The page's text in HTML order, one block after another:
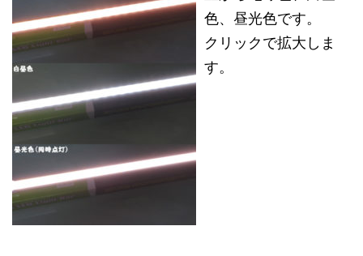
色、昼光色です。
クリックで拡大しま
す。